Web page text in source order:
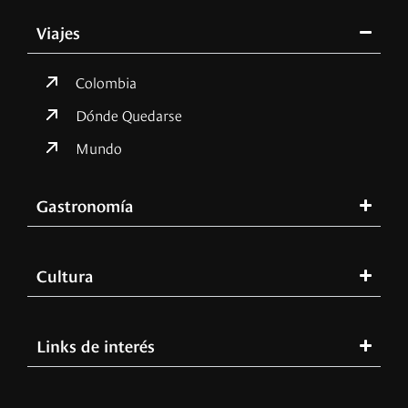
Viajes
Colombia
Dónde Quedarse
Mundo
Gastronomía
Cultura
Links de interés